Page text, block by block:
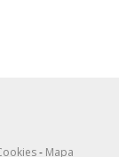
- Mapa